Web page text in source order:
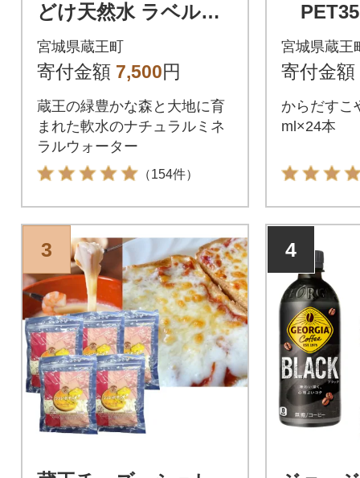
どけ天然水 ラベルレ
ス 500ml×42本 【04
301-0732】
宮城県蔵王町
寄付金額 7,500円
蔵王の緑豊かな森と大地に育
まれた軟水のナチュラルミネ
ラルウォーター
（154件）
【
宮城県蔵王
寄付金額
からだすこ
ml×24本
3 4